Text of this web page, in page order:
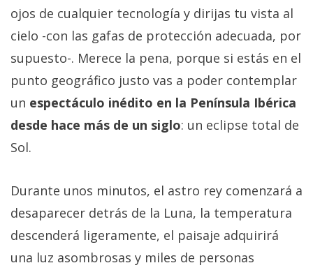
ojos de cualquier tecnología y dirijas tu vista al
cielo -con las gafas de protección adecuada, por
supuesto-. Merece la pena, porque si estás en el
punto geográfico justo vas a poder contemplar
un espectáculo inédito en la Península Ibérica
desde hace más de un siglo: un eclipse total de
Sol.
Durante unos minutos, el astro rey comenzará a
desaparecer detrás de la Luna, la temperatura
descenderá ligeramente, el paisaje adquirirá
una luz asombrosas y miles de personas